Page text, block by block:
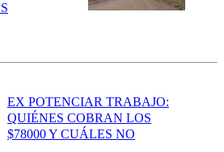
EX POTENCIAR TRABAJO:
QUIÉNES COBRAN LOS
$78000 Y CUÁLES NO